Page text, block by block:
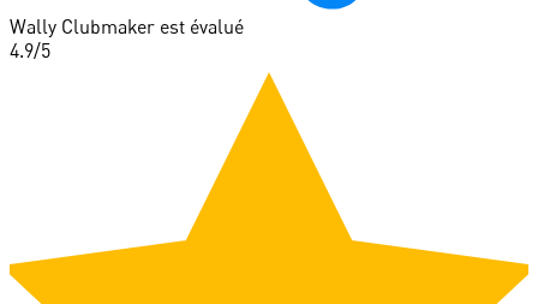
Wally Clubmaker est évalué
4.9/5